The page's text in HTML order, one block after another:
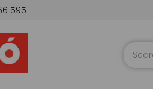
595